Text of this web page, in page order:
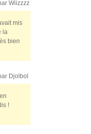
Wiizzzz
mis
la
bien
Djolbol
!